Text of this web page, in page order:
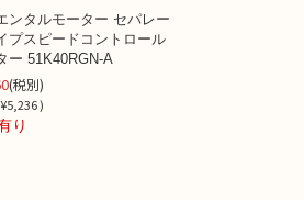
ンタルモーター セパレー
プスピードコントロール
ー 51K40RGN-A
(税別)
¥5,236 )
り